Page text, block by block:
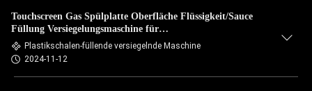
Touchscreen Gas Spülplatte Oberfläche Flüssigkeit/Sauce
Füllung Versiegelungsmaschine für
Lebensmittelverpackungen
Plastikschalen-füllende versiegelnde Maschine
2024-11-12